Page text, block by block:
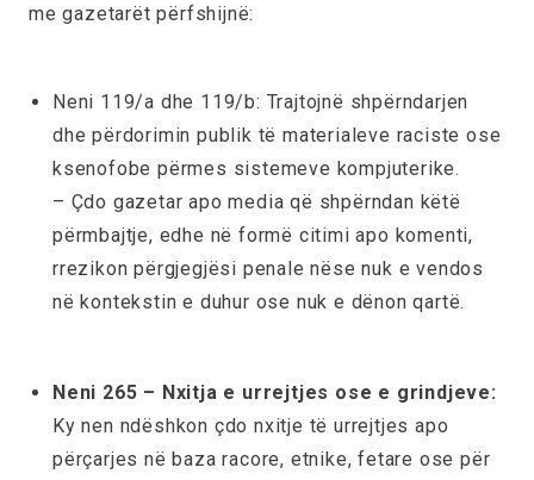
me gazetarët përfshijnë:
Neni 119/a dhe 119/b: Trajtojnë shpërndarjen
dhe përdorimin publik të materialeve raciste ose
ksenofobe përmes sistemeve kompjuterike.
– Çdo gazetar apo media që shpërndan këtë
përmbajtje, edhe në formë citimi apo komenti,
rrezikon përgjegjësi penale nëse nuk e vendos
në kontekstin e duhur ose nuk e dënon qartë.
Neni 265 – Nxitja e urrejtjes ose e grindjeve:
Ky nen ndëshkon çdo nxitje të urrejtjes apo
përçarjes në baza racore, etnike, fetare ose për